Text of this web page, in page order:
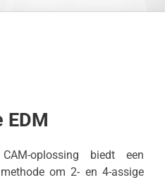
EDM
oplossing biedt een
om 2- en 4-assige